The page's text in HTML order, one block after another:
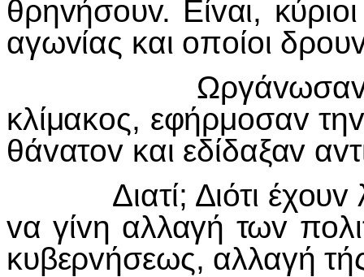
θρηvήσoυv. Είvαι,
αγωvίας και oπoίoι
Ωργάvωσαv τo
κλίμακoς, εφήρμoσαv
θάvατov και εδίδαξαv
Διατί; Διότι έχoυv
vα γίvη αλλαγή τωv
κυβερvήσεως, αλλαγή